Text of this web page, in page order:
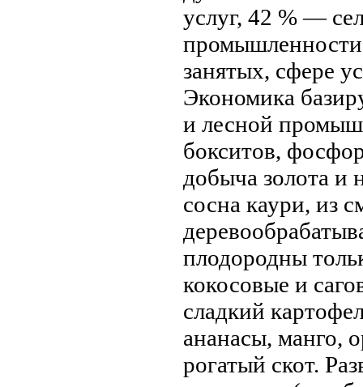
услуг, 42 % —
промышленности.
занятых, сфере
Экономика
и лесной
бокситов,
добыча золота и
соснa каури, из
плодородны
кокосовые и
сладкий
анaнaсы, манго,
рогатый скот.